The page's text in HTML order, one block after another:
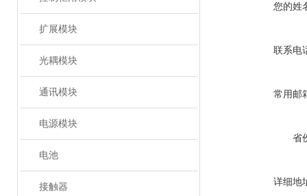
扩展模块
光耦模块
通讯模块
电源模块
电池
接触器
您的姓
联系电
常用邮
省
详细地